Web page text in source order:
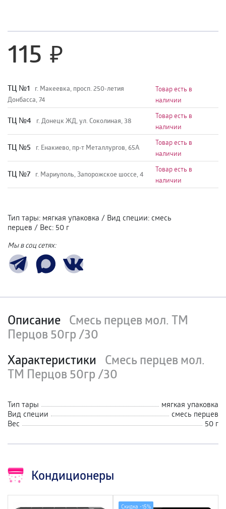
115
TЦ №1
г. Макеевка, просп. 250-летия
Донбасса, 74
Товар есть в
наличии
TЦ №4 г. Донецк ЖД, ул. Соколиная, 38
Товар есть в
наличии
TЦ №5 г. Енакиево, пр-т Металлургов, 65А
Товар есть в
наличии
ТЦ №7 г. Мариуполь, Запорожское шоссе, 4
Товар есть в
наличии
Тип тары: мягкая упаковка / Вид специи: смесь
перцев / Вес: 50 г
Мы в соц сетях:
Описание Смесь перцев мол. ТМ
Перцов 50гр /30
Характеристики
Смесь перцев мол.
ТМ Перцов 50гр /30
Тип тары
мягкая упаковка
Вид специи
смесь перцев
Вес
50 г
Кондиционеры
Скидка -15%